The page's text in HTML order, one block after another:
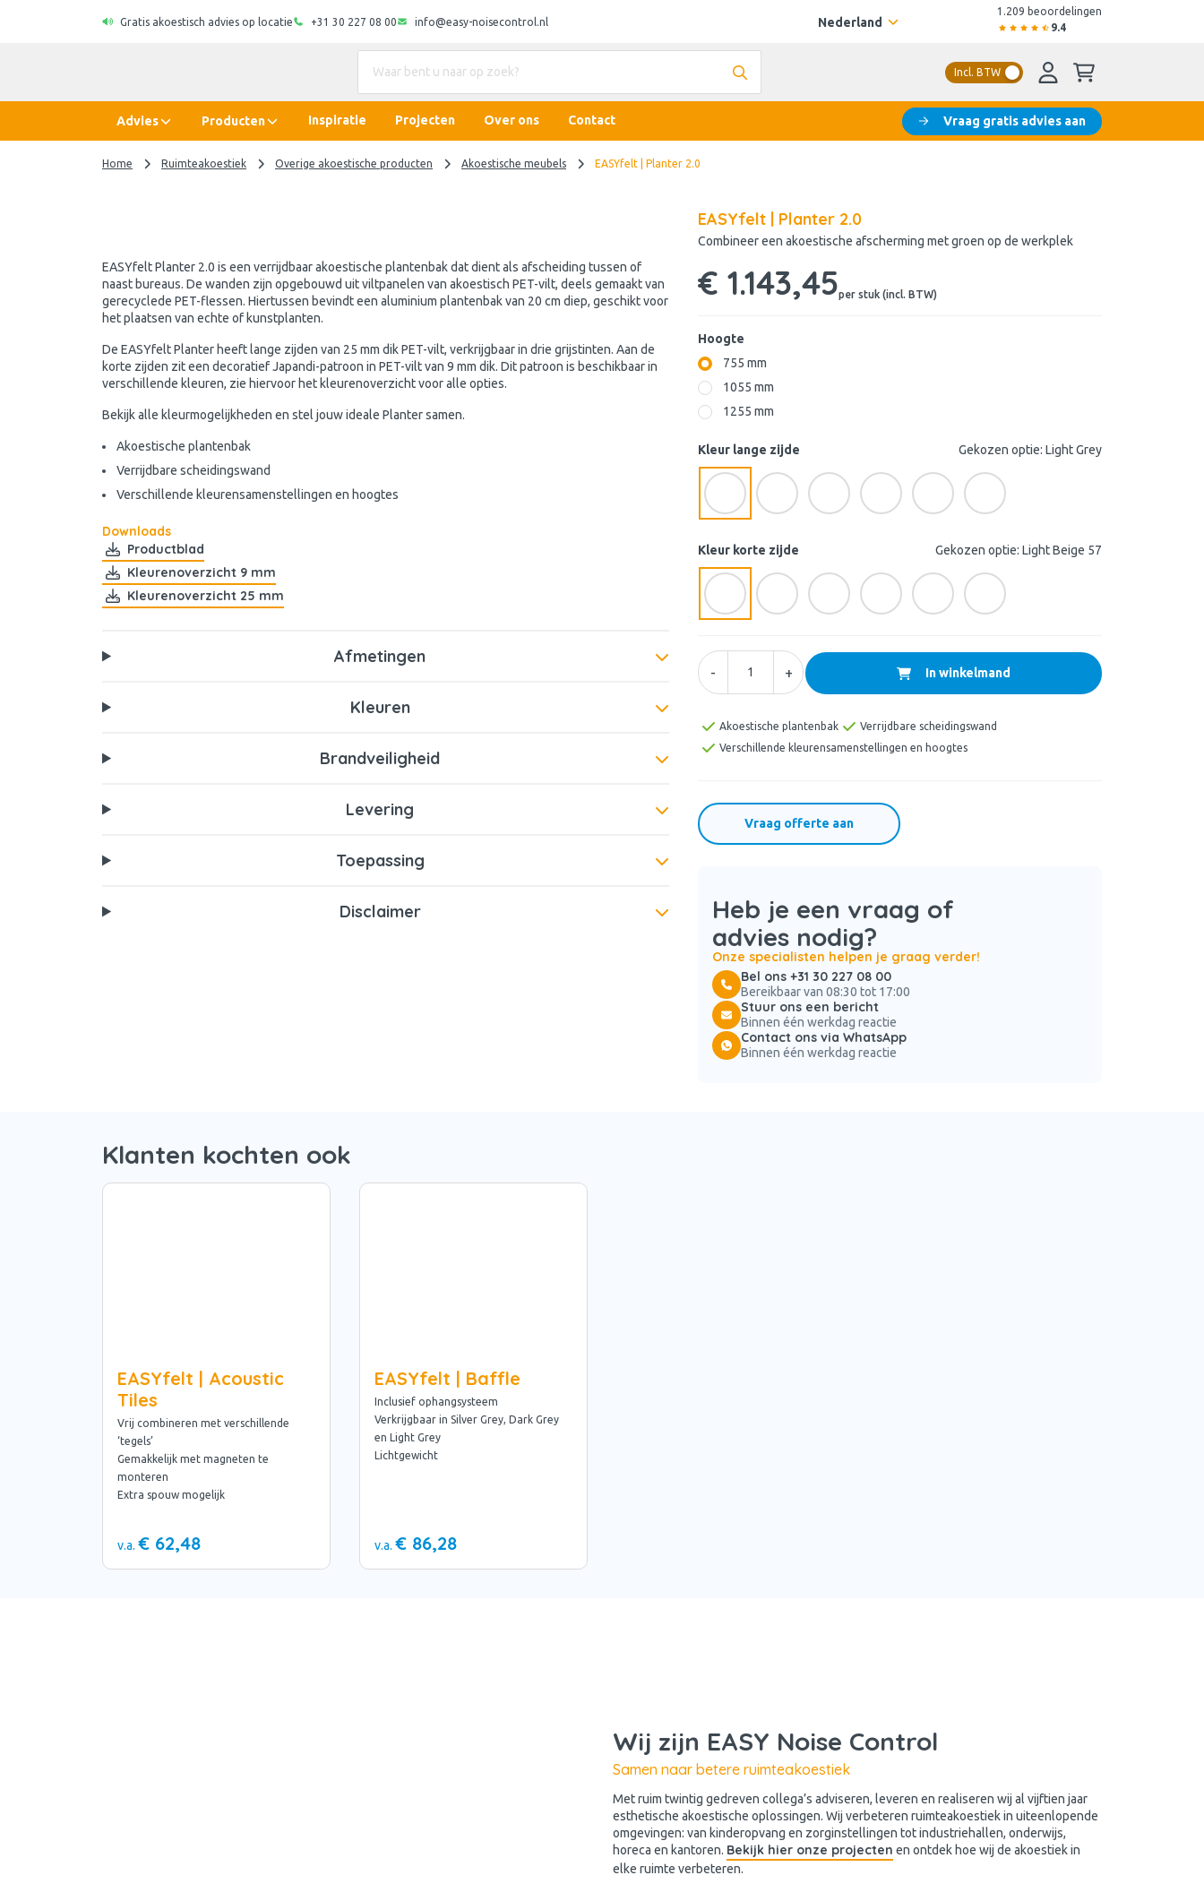
Gratis akoestisch advies op locatie +31 30 227 08 00 info@easy-noisecontrol.nl Nederland
1.209 beoordelingen
9.4
Incl. BTW
Advies Producten Inspiratie Projecten Over ons Contact Vraag gratis advies aan
Home Ruimteakoestiek Overige akoestische producten Akoestische meubels EASYfelt | Planter 2.0
EASYfelt | Planter 2.0
Combineer een akoestische afscherming met groen op de werkplek
€ 1.143,45per stuk (incl. BTW)
Hoogte
755 mm
1055 mm
1255 mm
Kleur lange zijde Gekozen optie: Light Grey
Kleur korte zijde Gekozen optie: Light Beige 57
- + In winkelmand
Akoestische plantenbak
Verrijdbare scheidingswand
Verschillende kleurensamenstellingen en hoogtes
Vraag offerte aan
Heb je een vraag of
advies nodig?
Onze specialisten helpen je graag verder!
Bel ons +31 30 227 08 00
Bereikbaar van 08:30 tot 17:00
Stuur ons een bericht
Binnen één werkdag reactie
Contact ons via WhatsApp
Binnen één werkdag reactie
EASYfelt Planter 2.0 is een verrijdbaar akoestische plantenbak dat dient als afscheiding tussen of
naast bureaus. De wanden zijn opgebouwd uit viltpanelen van akoestisch PET-vilt, deels gemaakt van
gerecyclede PET-flessen. Hiertussen bevindt een aluminium plantenbak van 20 cm diep, geschikt voor
het plaatsen van echte of kunstplanten.
De EASYfelt Planter heeft lange zijden van 25 mm dik PET-vilt, verkrijgbaar in drie grijstinten. Aan de
korte zijden zit een decoratief Japandi-patroon in PET-vilt van 9 mm dik. Dit patroon is beschikbaar in
verschillende kleuren, zie hiervoor het kleurenoverzicht voor alle opties.
Bekijk alle kleurmogelijkheden en stel jouw ideale Planter samen.
Akoestische plantenbak
Verrijdbare scheidingswand
Verschillende kleurensamenstellingen en hoogtes
Downloads
Productblad
Kleurenoverzicht 9 mm
Kleurenoverzicht 25 mm
Afmetingen
Kleuren
Brandveiligheid
Levering
Toepassing
Disclaimer
Klanten kochten ook
EASYfelt | Acoustic
Tiles
Vrij combineren met verschillende
‘tegels’
Gemakkelijk met magneten te
monteren
Extra spouw mogelijk
v.a. € 62,48
EASYfelt | Baffle
Inclusief ophangsysteem
Verkrijgbaar in Silver Grey, Dark Grey
en Light Grey
Lichtgewicht
v.a. € 86,28
Wij zijn EASY Noise Control
Samen naar betere ruimteakoestiek
Met ruim twintig gedreven collega’s adviseren, leveren en realiseren wij al vijftien jaar
esthetische akoestische oplossingen. Wij verbeteren ruimteakoestiek in uiteenlopende
omgevingen: van kinderopvang en zorginstellingen tot industriehallen, onderwijs,
horeca en kantoren. Bekijk hier onze projecten en ontdek hoe wij de akoestiek in
elke ruimte verbeteren.